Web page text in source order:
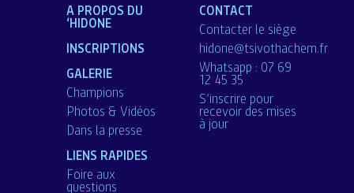
A PROPOS DU
‘HIDONE
INSCRIPTIONS
GALERIE
Champions
Photos & Vidéos
Dans la presse
LIENS RAPIDES
Foire aux
questions
CONTACT
Contacter le siège
hidone@tsivothachem.fr
Whatsapp : 07 69
12 45 35
S’inscrire pour
recevoir des mises
à jour